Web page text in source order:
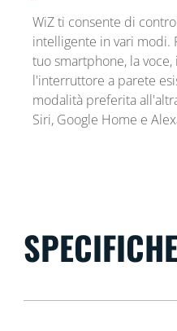
WiZ ti consente di
intelligente in vari modi.
tuo smartphone, la
l'interruttore a parete
modalità preferita
Siri, Google Home e
SPECIFICHE